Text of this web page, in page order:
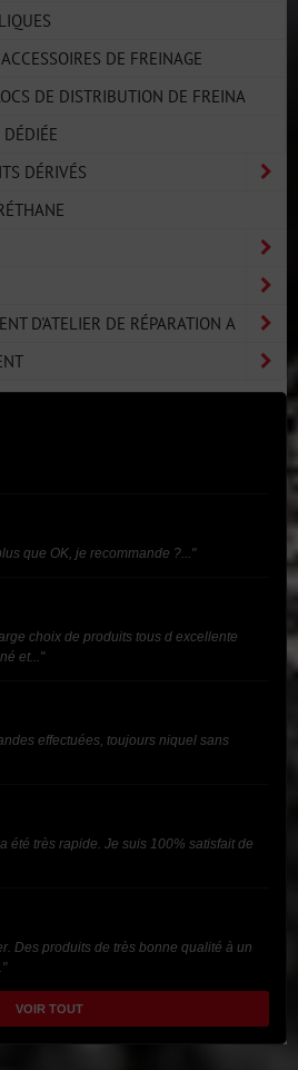
DE FREINAGE
DE DISTRIBUTION DE FREINA
DÉRIVÉS
D'ATELIER DE RÉPARATION A
que OK, je recommande ?..."
choix de produits tous d excellente
et..."
effectuées, toujours niquel sans
été très rapide. Je suis 100% satisfait de
Des produits de très bonne qualité à un
VOIR TOUT